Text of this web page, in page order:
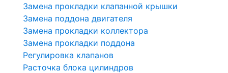
Замена прокладки клапанной крышки
Замена поддона двигателя
Замена прокладки коллектора
Замена прокладки поддона
Регулировка клапанов
Расточка блока цилиндров